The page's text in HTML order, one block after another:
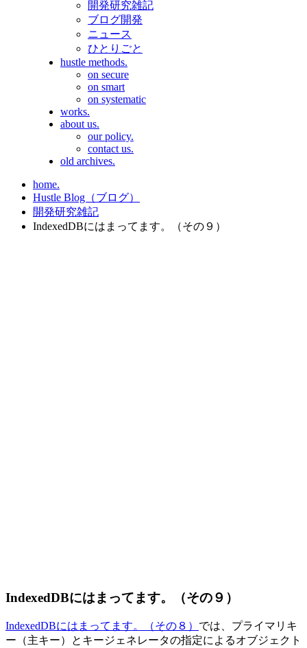
開発研究雑記
ブログ開発
ニュース
ひとりごと
hustle methods.
on secure
on smart
on systematic
works.
about us.
our policy.
contact us.
old archives.
home.
Hustle Blog（ブログ）
開発研究雑記
IndexedDBにはまってます。（その９）
IndexedDBにはまってます。（その９）
IndexedDBにはまってます。（その８） では、プライマリキ
ー（主キー）とキージェネレータの指定によるオブジェクト